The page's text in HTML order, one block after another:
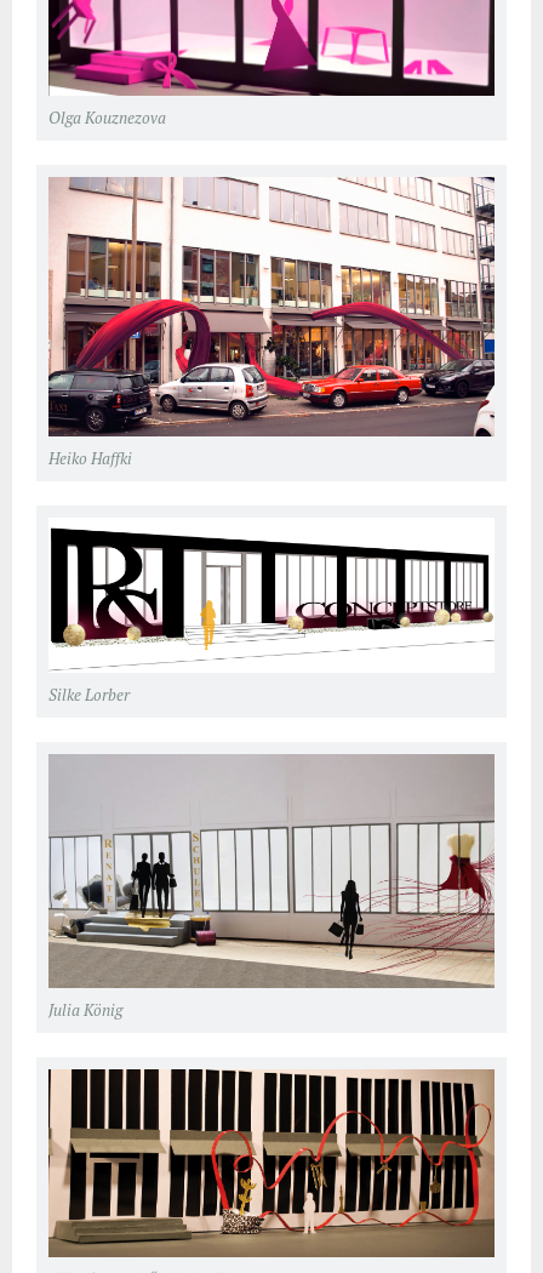
Olga Kouznezova
Heiko Haffki
Silke Lorber
Julia König